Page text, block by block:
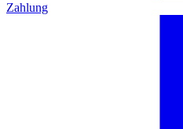
Zahlung